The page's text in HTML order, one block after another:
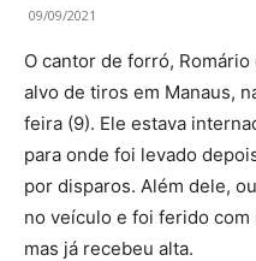
09/09/2021
O cantor de forró,
alvo de tiros em Manaus,
feira (9). Ele estava
para onde foi levado
por disparos. Além dele,
no veículo e foi ferido com
mas já recebeu alta.